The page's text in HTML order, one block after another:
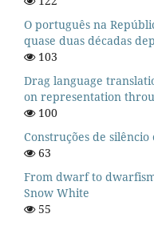
O português na
quase duas décadas
103
Drag language
on representation
100
Construções de
63
From dwarf to
Snow White
55